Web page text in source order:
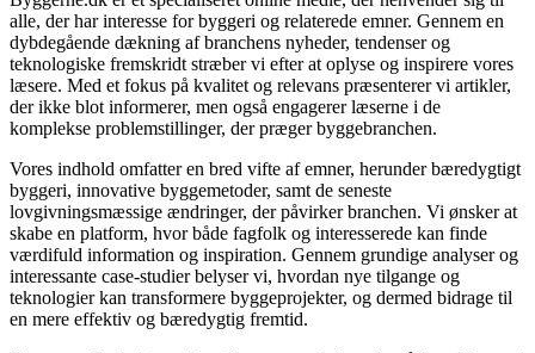
alle, der har interesse for byggeri og relaterede emner. Gennem en
dybdegående dækning af branchens nyheder, tendenser og
teknologiske fremskridt stræber vi efter at oplyse og inspirere vores
læsere. Med et fokus på kvalitet og relevans præsenterer vi artikler,
der ikke blot informerer, men også engagerer læserne i de
komplekse problemstillinger, der præger byggebranchen.
Vores indhold omfatter en bred vifte af emner, herunder bæredygtigt
byggeri, innovative byggemetoder, samt de seneste
lovgivningsmæssige ændringer, der påvirker branchen. Vi ønsker at
skabe en platform, hvor både fagfolk og interesserede kan finde
værdifuld information og inspiration. Gennem grundige analyser og
interessante case-studier belyser vi, hvordan nye tilgange og
teknologier kan transformere byggeprojekter, og dermed bidrage til
en mere effektiv og bæredygtig fremtid.